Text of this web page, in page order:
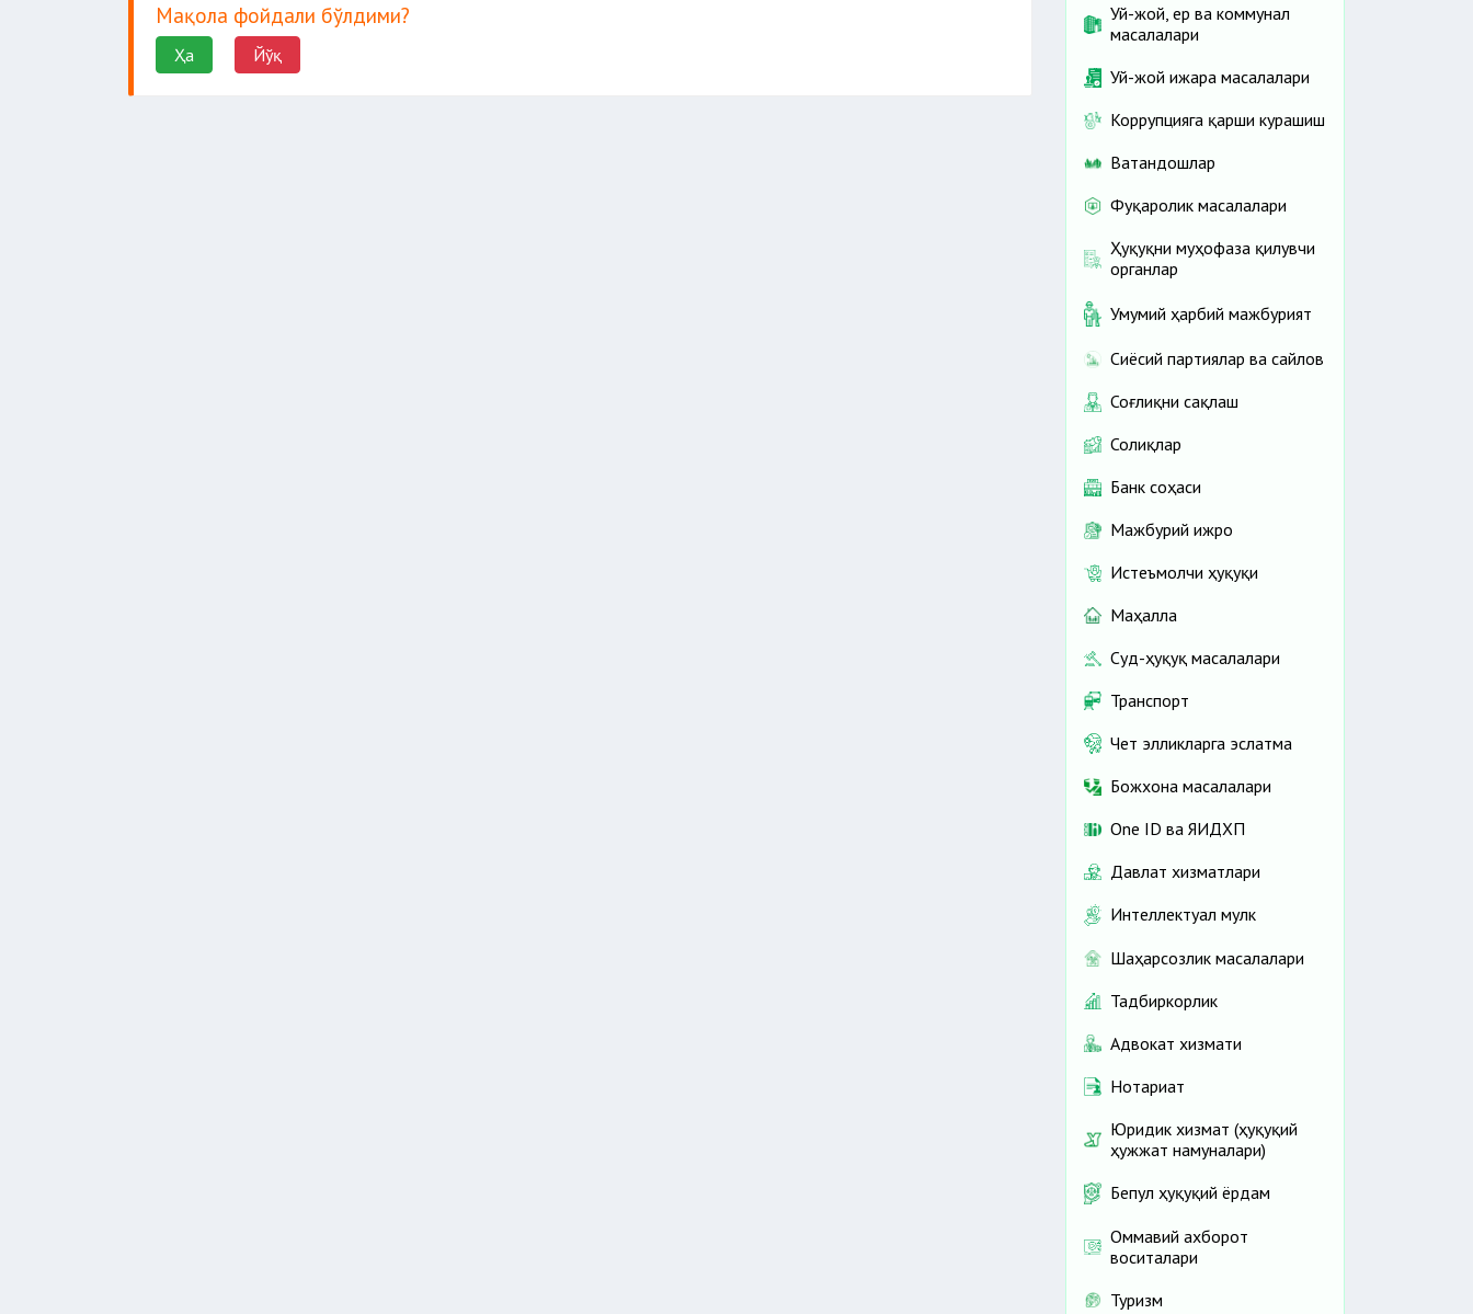
Мақола фойдали бўлдими?
Ҳа Йўқ
Уй-жой, ер ва коммунал
масалалари
Уй-жой ижара масалалари
Коррупцияга қарши курашиш
Ватандошлар
Фуқаролик масалалари
Ҳуқуқни муҳофаза қилувчи
органлар
Умумий ҳарбий мажбурият
Сиёсий партиялар ва сайлов
Соғлиқни сақлаш
Солиқлар
Банк соҳаси
Мажбурий ижро
Истеъмолчи ҳуқуқи
Маҳалла
Суд-ҳуқуқ масалалари
Транспорт
Чет элликларга эслатма
Божхона масалалари
One ID ва ЯИДХП
Давлат хизматлари
Интеллектуал мулк
Шаҳарсозлик масалалари
Тадбиркорлик
Адвокат хизмати
Нотариат
Юридик хизмат (ҳуқуқий
ҳужжат намуналари)
Бепул ҳуқуқий ёрдам
Оммавий ахборот
воситалари
Туризм